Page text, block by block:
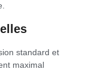
standard et
maximal